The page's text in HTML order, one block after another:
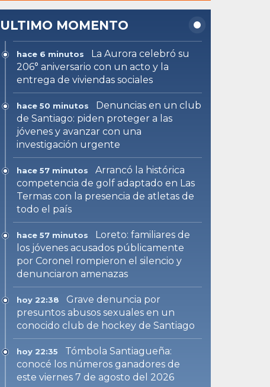
ULTIMO MOMENTO
hace 6 minutos
La Aurora celebró su
206° aniversario con un acto y la
entrega de viviendas sociales
hace 50 minutos
Denuncias en un club
de Santiago: piden proteger a las
jóvenes y avanzar con una
investigación urgente
hace 57 minutos
Arrancó la histórica
competencia de golf adaptado en Las
Termas con la presencia de atletas de
todo el país
hace 57 minutos
Loreto: familiares de
los jóvenes acusados públicamente
por Coronel rompieron el silencio y
denunciaron amenazas
hoy 22:38
Grave denuncia por
presuntos abusos sexuales en un
conocido club de hockey de Santiago
hoy 22:35
Tómbola Santiagueña:
conocé los números ganadores de
este viernes 7 de agosto del 2026